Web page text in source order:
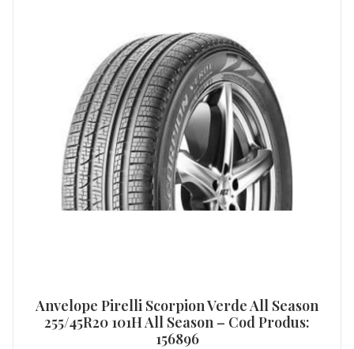
Anvelope Pirelli Scorpion Verde All Season
255/45R20 101H All Season – Cod Produs:
156896